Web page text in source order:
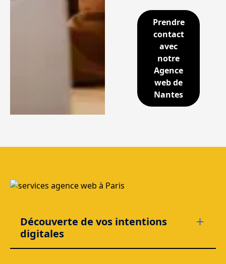
Prendre
contact
avec
notre
Agence
web de
Nantes
Découverte de vos intentions
digitales